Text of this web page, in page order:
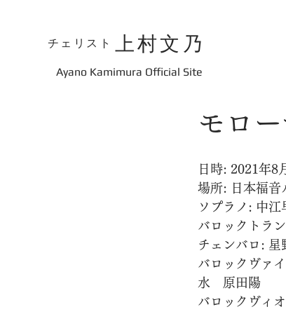
上村文乃
チェリスト
​Ayano Kamimura Official Site
モロ
日時: 2021年8
場所: 日本福音
ソプラノ: 中江
バロックトラ
チェンバロ: 星
バロックヴァ
水　原田陽
バロックヴィ